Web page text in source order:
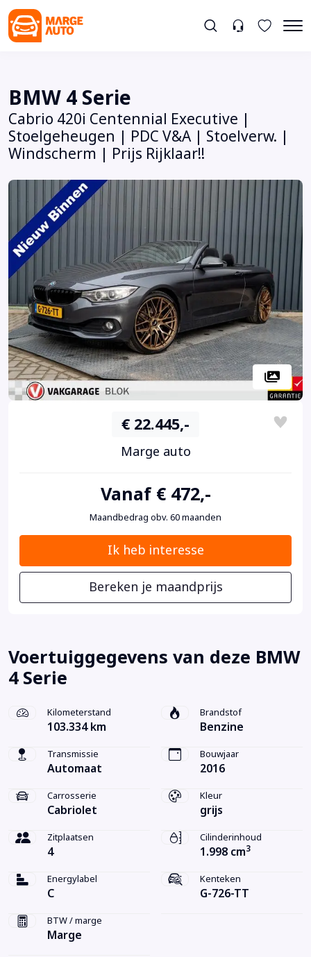
BMW 4 Serie
Cabrio 420i Centennial Executive |
Stoelgeheugen | PDC V&A | Stoelverw. |
Windscherm | Prijs Rijklaar!!
€ 22.445,-
Marge auto
Vanaf € 472,-
Maandbedrag obv. 60 maanden
Ik heb interesse
Bereken je maandprijs
Voertuiggegevens van deze BMW
4 Serie
Kilometerstand
103.334 km
Brandstof
Benzine
Transmissie
Automaat
Bouwjaar
2016
Carrosserie
Cabriolet
Kleur
grijs
Zitplaatsen
4
Cilinderinhoud
1.998 cm3
Energylabel
C
Kenteken
G-726-TT
BTW / marge
Marge